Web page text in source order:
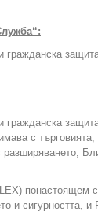
гражданска
гражданска
с търговията,
понастоящем
и сигурността, и